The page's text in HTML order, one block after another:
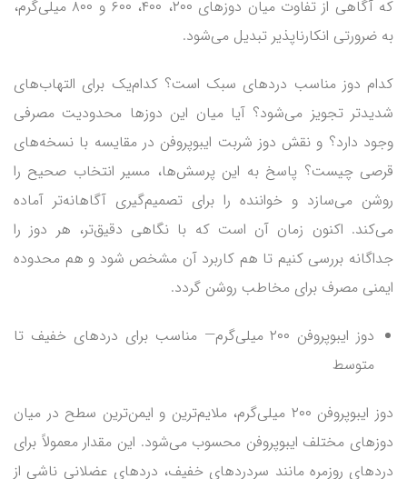
که آگاهی از تفاوت میان دوزهای ۲۰۰، ۴۰۰، ۶۰۰ و ۸۰۰ میلی‌گرم،
به ضرورتی انکارناپذیر تبدیل می‌شود.
کدام دوز مناسب دردهای سبک است؟ کدام‌یک برای التهاب‌های
شدیدتر تجویز می‌شود؟ آیا میان این دوزها محدودیت مصرفی
وجود دارد؟ و نقش دوز شربت ایبوپروفن در مقایسه با نسخه‌های
قرصی چیست؟ پاسخ به این پرسش‌ها، مسیر انتخاب صحیح را
روشن می‌سازد و خواننده را برای تصمیم‌گیری آگاهانه‌تر آماده
می‌کند. اکنون زمان آن است که با نگاهی دقیق‌تر، هر دوز را
جداگانه بررسی کنیم تا هم کاربرد آن مشخص شود و هم محدوده
ایمنی مصرف برای مخاطب روشن گردد.
دوز ایبوپروفن ۲۰۰ میلی‌گرم— مناسب برای دردهای خفیف تا
متوسط
دوز ایبوپروفن ۲۰۰ میلی‌گرم، ملایم‌ترین و ایمن‌ترین سطح در میان
دوزهای مختلف ایبوپروفن محسوب می‌شود. این مقدار معمولاً برای
دردهای روزمره مانند سردردهای خفیف، دردهای عضلانی ناشی از